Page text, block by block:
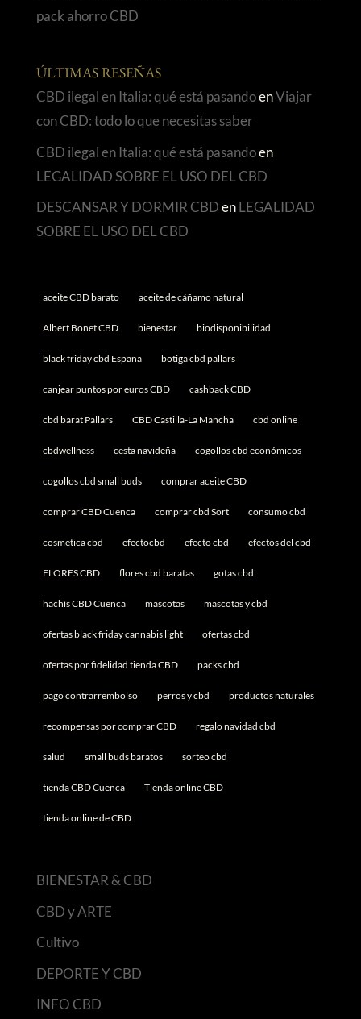
pack ahorro CBD
ÚLTIMAS RESEÑAS
CBD ilegal en Italia: qué está pasandoenViajar
con CBD: todo lo que necesitas saber
CBD ilegal en Italia: qué está pasandoen
LEGALIDAD SOBRE EL USO DEL CBD
DESCANSAR Y DORMIR CBDenLEGALIDAD
SOBRE EL USO DEL CBD
aceite CBD barato aceite de cáñamo natural
Albert Bonet CBD bienestar biodisponibilidad
black friday cbd España botiga cbd pallars
canjear puntos por euros CBD cashback CBD
cbd barat Pallars CBD Castilla-La Mancha cbd online
cbdwellness cesta navideña cogollos cbd económicos
cogollos cbd small buds comprar aceite CBD
comprar CBD Cuenca comprar cbd Sort consumo cbd
cosmetica cbd efectocbd efecto cbd efectos del cbd
FLORES CBD flores cbd baratas gotas cbd
hachís CBD Cuenca mascotas mascotas y cbd
ofertas black friday cannabis light ofertas cbd
ofertas por fidelidad tienda CBD packs cbd
pago contrarrembolso perros y cbd productos naturales
recompensas por comprar CBD regalo navidad cbd
salud small buds baratos sorteo cbd
tienda CBD Cuenca Tienda online CBD
tienda online de CBD
BIENESTAR & CBD
CBD y ARTE
Cultivo
DEPORTE Y CBD
INFO CBD